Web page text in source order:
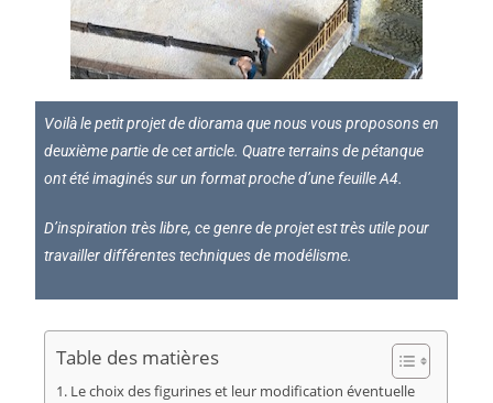
Voilà le petit projet de diorama que nous vous proposons en
deuxième partie de cet article. Quatre terrains de pétanque
ont été imaginés sur un format proche d’une feuille A4.
D’inspiration très libre, ce genre de projet est très utile pour
travailler différentes techniques de modélisme.
Table des matières
Le choix des figurines et leur modification éventuelle